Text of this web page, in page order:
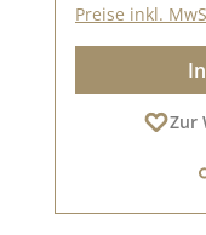
Preise inkl.
Zur